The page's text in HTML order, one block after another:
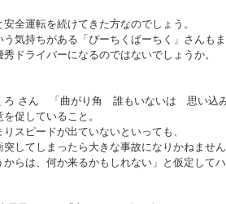
全運転を続けてきた方なのでしょう。
う気持ちがある「ぴーちくぱーちく」さんも
ドライバーになるのではないでしょうか。
ろ さん
「曲がり角 誰もいないは 思い込
促していること。
スピードが出ていないといっても、
してしまったら大きな事故になりかねませ
からは、何か来るかもしれない」と仮定して